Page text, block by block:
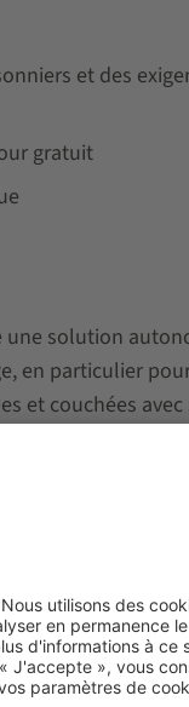
et des
gratuit
solution
en particulier
et couchées
. Des
le suivi du